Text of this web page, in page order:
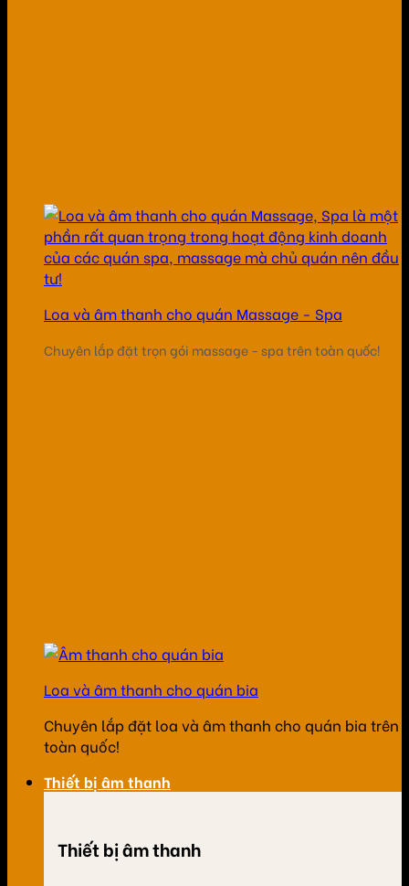
Loa và âm thanh cho quán Massage - Spa
Chuyên lắp đặt trọn gói massage - spa trên toàn quốc!
Loa và âm thanh cho quán bia
Chuyên lắp đặt loa và âm thanh cho quán bia trên
toàn quốc!
Thiết bị âm thanh
Thiết bị âm thanh